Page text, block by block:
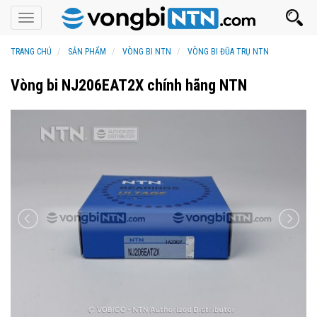
Toggle
navigation
TRANG CHỦ SẢN PHẨM VÒNG BI NTN VÒNG BI ĐŨA TRỤ NTN
Vòng bi NJ206EAT2X chính hãng NTN